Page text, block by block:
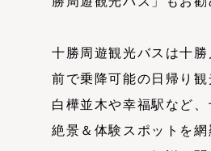
十勝周遊観光バスは十
前で乗降可能の日帰り観
白樺並木や幸福駅など
絶景＆体験スポットを